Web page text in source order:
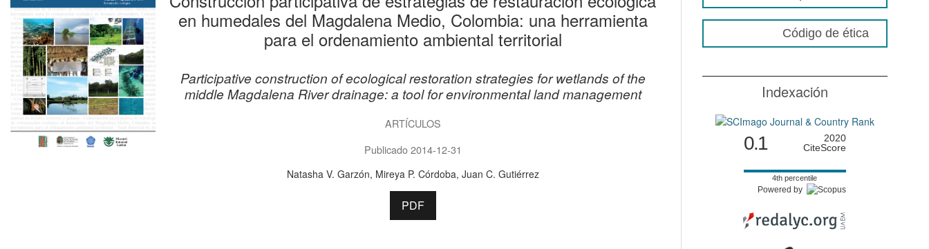
en humedales del Magdalena Medio, Colombia: una herramienta
para el ordenamiento ambiental territorial
Participative construction of ecological restoration strategies for wetlands of the
middle Magdalena River drainage: a tool for environmental land management
ARTÍCULOS
Publicado 2014-12-31
Natasha V. Garzón Mireya P. Córdoba Juan C. Gutiérrez
PDF
Código de ética
Indexación
0.1
2020
CiteScore
4th percentile
Powered by